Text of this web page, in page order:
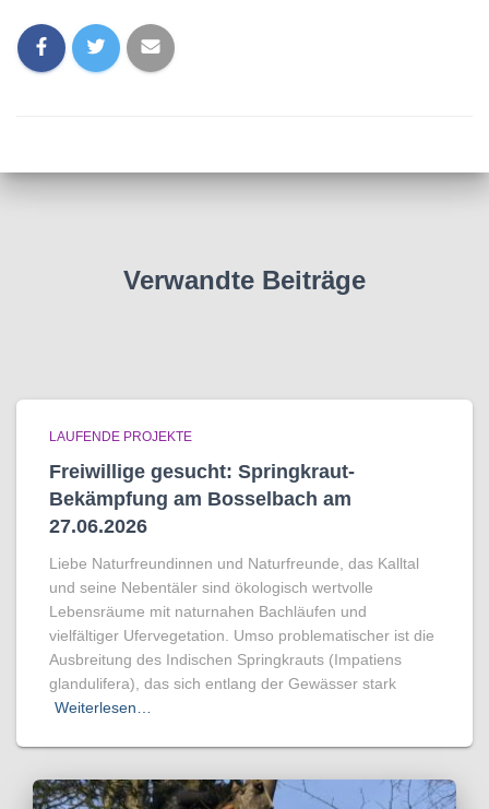
Verwandte Beiträge
LAUFENDE PROJEKTE
Freiwillige gesucht: Springkraut-
Bekämpfung am Bosselbach am
27.06.2026
Liebe Naturfreundinnen und Naturfreunde, das Kalltal
und seine Nebentäler sind ökologisch wertvolle
Lebensräume mit naturnahen Bachläufen und
vielfältiger Ufervegetation. Umso problematischer ist die
Ausbreitung des Indischen Springkrauts (Impatiens
glandulifera), das sich entlang der Gewässer stark
Weiterlesen…